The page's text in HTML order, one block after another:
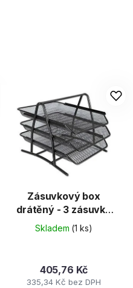
Zásuvkový box
drátěný - 3 zásuvky
černý
Skladem (1 ks)
335,34 Kč bez DPH
405,76 Kč